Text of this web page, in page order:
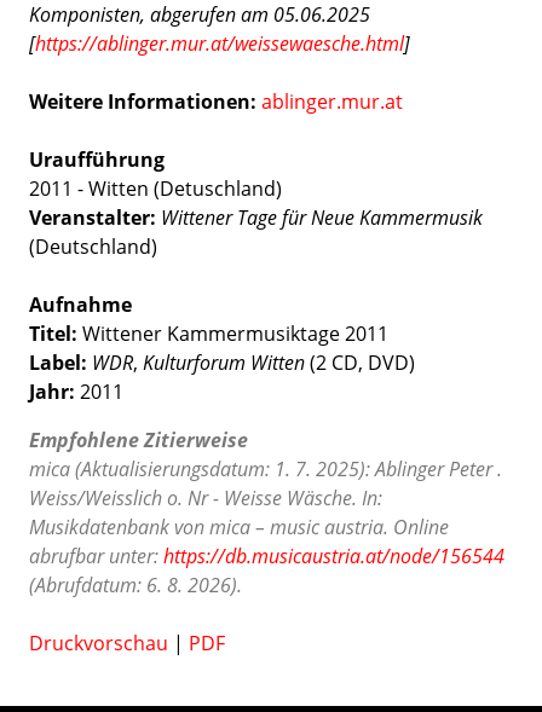
Komponisten, abgerufen am 05.06.2025
[https://ablinger.mur.at/weissewaesche.html]
Weitere Informationen: ablinger.mur.at
Uraufführung
2011 - Witten (Detuschland)
Veranstalter: Wittener Tage für Neue Kammermusik
(Deutschland)
Aufnahme
Titel: Wittener Kammermusiktage 2011
Label: WDR, Kulturforum Witten(2 CD, DVD)
Jahr: 2011
Empfohlene Zitierweise
mica (Aktualisierungsdatum: 1. 7. 2025): Ablinger Peter .
Weiss/Weisslich o. Nr - Weisse Wäsche. In:
Musikdatenbank von mica – music austria. Online
abrufbar unter:https://db.musicaustria.at/node/156544
(Abrufdatum: 6. 8. 2026).
Druckvorschau | PDF